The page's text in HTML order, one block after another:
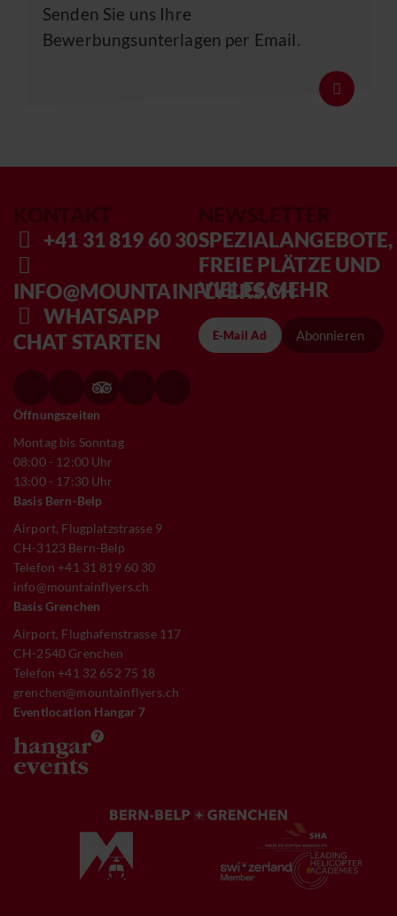
Senden Sie uns Ihre
Bewerbungsunterlagen per Email.
Details
+41 31 819 60 30
INFO@MOUNTAINFLYERS.CH
WHATSAPP
CHAT STARTEN
SPEZIALANGEBOTE,
FREIE PLÄTZE UND
VIELES MEHR
Abonnieren
Öffnungszeiten
Montag bis Sonntag
08:00 - 12:00 Uhr
13:00 - 17:30 Uhr
Basis Bern-Belp
Airport, Flugplatzstrasse 9
CH-3123 Bern-Belp
Telefon +41 31 819 60 30
info@mountainflyers.ch
Basis Grenchen
Airport, Flughafenstrasse 117
CH-2540 Grenchen
Telefon +41 32 652 75 18
grenchen@mountainflyers.ch
Eventlocation Hangar 7